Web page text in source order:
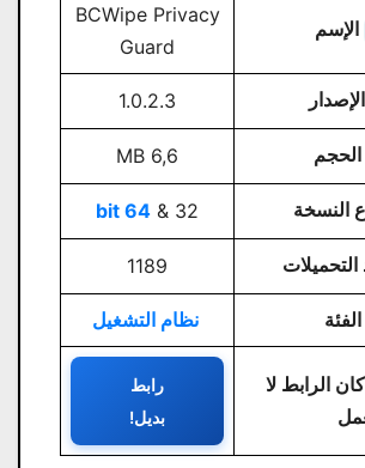
الإسم
BCWipe Privacy
Guard
1.0.2.3
الحجم 6,6 MB
النسخة 32 &
64 bit
1189
الفئة نظام التشغيل
كان الرابط لا
رابط
بديل!